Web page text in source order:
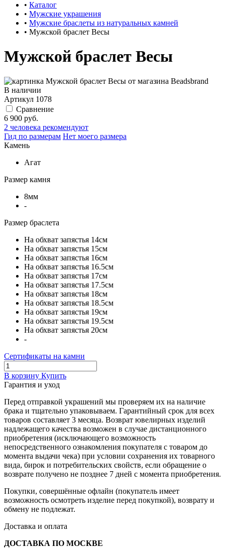
• Каталог
• Мужские украшения
• Мужские браслеты из натуральных камней
• Мужской браслет Весы
Мужской браслет Весы
В наличии
Артикул 1078
Сравнение
6 900 руб.
2 человека рекомендуют
Гид по размерам Нет моего размера
Камень
Агат
Размер камня
8мм
-
Размер браслета
На обхват запястья 14см
На обхват запястья 15см
На обхват запястья 16см
На обхват запястья 16.5см
На обхват запястья 17см
На обхват запястья 17.5см
На обхват запястья 18см
На обхват запястья 18.5см
На обхват запястья 19см
На обхват запястья 19.5см
На обхват запястья 20см
-
Сертификаты на камни
В корзину Купить
Гарантия и уход
Перед отправкой украшений мы проверяем их на наличие
брака и тщательно упаковываем. Гарантийный срок для всех
товаров составляет 3 месяца. Возврат ювелирных изделий
надлежащего качества возможен в случае дистанционного
приобретения (исключающего возможность
непосредственного ознакомления покупателя с товаром до
момента выдачи чека) при условии сохранения их товарного
вида, бирок и потребительских свойств, если обращение о
возврате получено не позднее 7 дней с момента приобретения.
Покупки, совершённые офлайн (покупатель имеет
возможность осмотреть изделие перед покупкой), возврату и
обмену не подлежат.
Доставка и оплата
ДОСТАВКА ПО МОСКВЕ